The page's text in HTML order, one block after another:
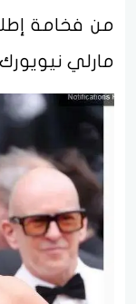
من فخامة
مارلي